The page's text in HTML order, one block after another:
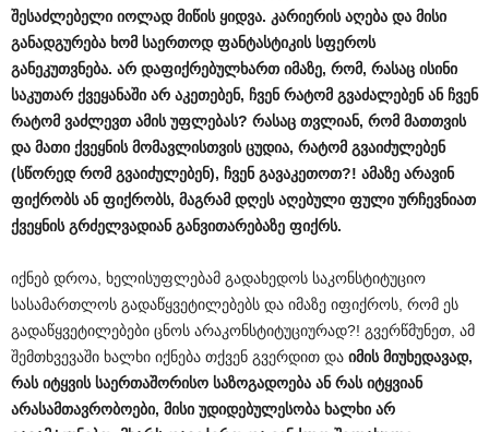
შესაძლებელი იოლად მიწის ყიდვა. კარიერის აღება და მისი
განადგურება ხომ საერთოდ ფანტასტიკის სფეროს
განეკუთვნება. არ დაფიქრებულხართ იმაზე, რომ, რასაც ისინი
საკუთარ ქვეყანაში არ აკეთებენ, ჩვენ რატომ გვაძალებენ ან ჩვენ
რატომ ვაძლევთ ამის უფლებას? რასაც თვლიან, რომ მათთვის
და მათი ქვეყნის მომავლისთვის ცუდია, რატომ გვაიძულებენ
(სწორედ რომ გვაიძულებენ), ჩვენ გავაკეთოთ?! ამაზე არავინ
ფიქრობს ან ფიქრობს, მაგრამ დღეს აღებული ფული ურჩევნიათ
ქვეყნის გრძელვადიან განვითარებაზე ფიქრს.
იქნებ დროა, ხელისუფლებამ გადახედოს საკონსტიტუციო
სასამართლოს გადაწყვეტილებებს და იმაზე იფიქროს, რომ ეს
გადაწყვეტილებები ცნოს არაკონსტიტუციურად?! გვერწმუნეთ, ამ
შემთხვევაში ხალხი იქნება თქვენ გვერდით და იმის მიუხედავად,
რას იტყვის საერთაშორისო საზოგადოება ან რას იტყვიან
არასამთავრობოები, მისი უდიდებულესობა ხალხი არ